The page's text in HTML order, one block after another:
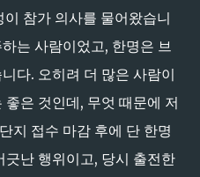
참가 의사를 물어왔습니
는 사람이었고, 한명은 브
다. 오히려 더 많은 사람이
은 것인데, 무엇 때문에 저
지 접수 마감 후에 단 한명
난 행위이고, 당시 출전한